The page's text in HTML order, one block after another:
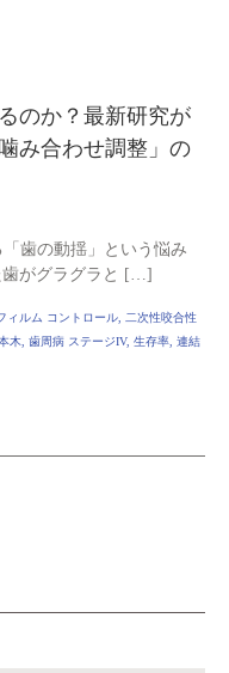
のか？最新研究が
み合わせ調整」の
歯の動揺」という悩み
歯がグラグラと […]
ィルム コントロール, 二次性咬合性
木, 歯周病 ステージIV, 生存率, 連結